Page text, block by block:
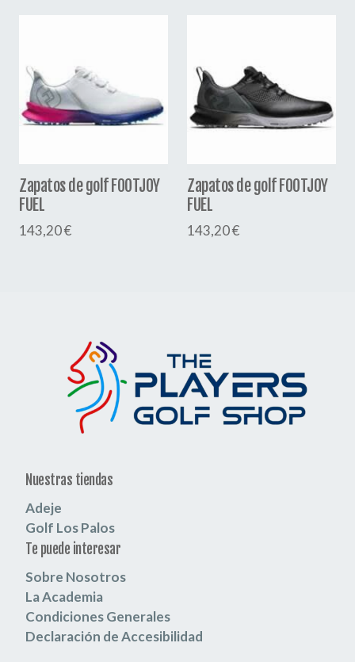
Zapatos de golf FOOTJOY
FUEL
143,20 €
Zapatos de golf FOOTJOY
FUEL
143,20 €
Nuestras tiendas
Adeje
Golf Los Palos
Te puede interesar
Sobre Nosotros
La Academia
Condiciones Generales
Declaración de Accesibilidad